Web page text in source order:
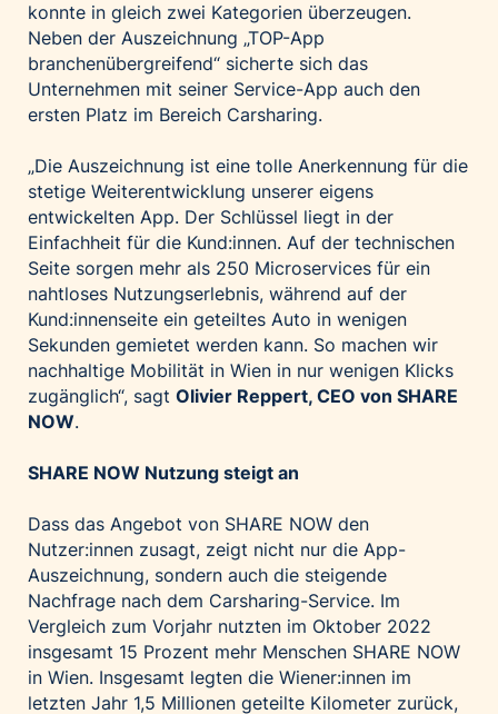
Wolt
woom bikes
Kontakt
konnte in gleich zwei Kategorien überzeugen.
Neben der Auszeichnung „TOP-App
branchenübergreifend“ sicherte sich das
Unternehmen mit seiner Service-App auch den
ersten Platz im Bereich Carsharing.
„Die Auszeichnung ist eine tolle Anerkennung für die
stetige Weiterentwicklung unserer eigens
entwickelten App. Der Schlüssel liegt in der
Einfachheit für die Kund:innen. Auf der technischen
Seite sorgen mehr als 250 Microservices für ein
nahtloses Nutzungserlebnis, während auf der
Kund:innenseite ein geteiltes Auto in wenigen
Sekunden gemietet werden kann. So machen wir
nachhaltige Mobilität in Wien in nur wenigen Klicks
zugänglich“, sagt Olivier Reppert, CEO von SHARE
NOW.
SHARE NOW Nutzung steigt an
Dass das Angebot von SHARE NOW den
Nutzer:innen zusagt, zeigt nicht nur die App-
Auszeichnung, sondern auch die steigende
Nachfrage nach dem Carsharing-Service. Im
Vergleich zum Vorjahr nutzten im Oktober 2022
insgesamt 15 Prozent mehr Menschen SHARE NOW
in Wien. Insgesamt legten die Wiener:innen im
letzten Jahr 1,5 Millionen geteilte Kilometer zurück,